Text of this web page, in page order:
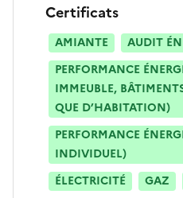
Certificats
AMIANTE
AUDIT
PERFORMANCE
IMMEUBLE,
QUE D’HABITATION)
PERFORMANCE
INDIVIDUEL)
ÉLECTRICITÉ
GAZ